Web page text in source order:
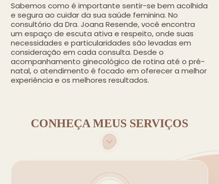
Sabemos como é importante sentir-se bem acolhida
e segura ao cuidar da sua saúde feminina. No
consultório da Dra. Joana Resende, você encontra
um espaço de escuta ativa e respeito, onde suas
necessidades e particularidades são levadas em
consideração em cada consulta. Desde o
acompanhamento ginecológico de rotina até o pré-
natal, o atendimento é focado em oferecer a melhor
experiência e os melhores resultados.
CONHEÇA MEUS SERVIÇOS